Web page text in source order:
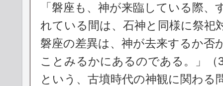
「磐座も、神が来臨している際
れている間は、石神と同様に祭祀
磐座の差異は、神が去来するか否
ことみるかにあるのである。」（
という、古墳時代の神観に関わる